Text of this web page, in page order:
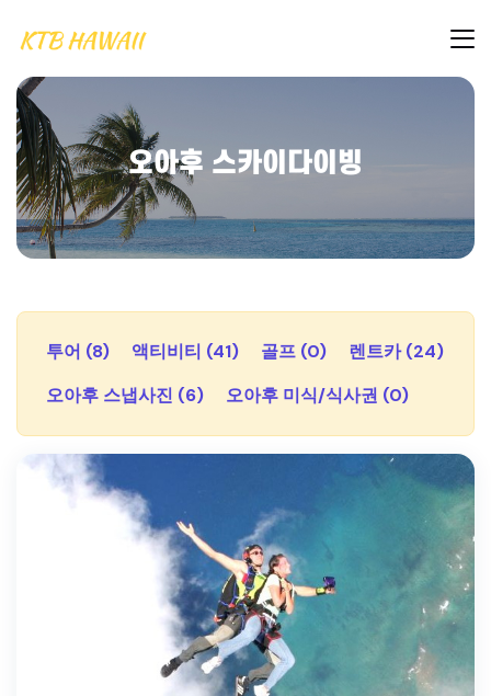
오아후 스카이다이빙
투어 (8) 액티비티 (41) 골프 (0)
렌트카 (24)
오아후 스냅사진 (6)
오아후 미식/식사권 (0)